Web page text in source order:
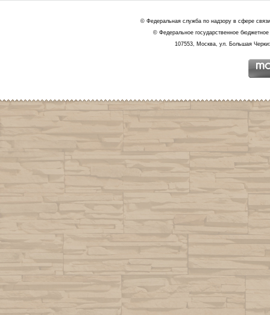
© Федеральная служба по надзору в сфере
© Федеральное государственное
107553, Москва, ул. Большая